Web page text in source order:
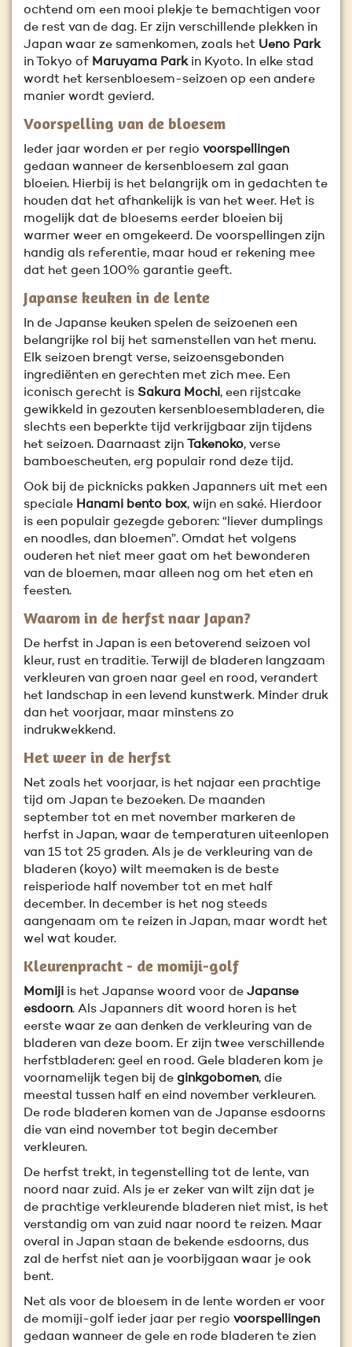
ochtend om een mooi plekje te bemachtigen voor
de rest van de dag. Er zijn verschillende plekken in
Japan waar ze samenkomen, zoals het Ueno Park
in Tokyo of Maruyama Parkin Kyoto. In elke stad
wordt het kersenbloesem-seizoen op een andere
manier wordt gevierd.
Voorspelling van de bloesem
Ieder jaar worden er per regio voorspellingen
gedaan wanneer de kersenbloesem zal gaan
bloeien. Hierbij is het belangrijk om in gedachten te
houden dat het afhankelijk is van het weer. Het is
mogelijk dat de bloesems eerder bloeien bij
warmer weer en omgekeerd. De voorspellingen zijn
handig als referentie, maar houd er rekening mee
dat het geen 100% garantie geeft.
Japanse keuken in de lente
In de Japanse keuken spelen de seizoenen een
belangrijke rol bij het samenstellen van het menu.
Elk seizoen brengt verse, seizoensgebonden
ingrediënten en gerechten met zich mee. Een
iconisch gerecht is Sakura Mochi, een rijstcake
gewikkeld in gezouten kersenbloesembladeren, die
slechts een beperkte tijd verkrijgbaar zijn tijdens
het seizoen. Daarnaast zijn
Takenoko, verse
bamboescheuten, erg populair rond deze tijd.
Ook bij de picknicks pakken Japanners uit met een
speciale Hanami bento box, wijn en saké. Hierdoor
is een populair gezegde geboren: “liever dumplings
en noodles, dan bloemen”. Omdat het volgens
ouderen het niet meer gaat om het bewonderen
van de bloemen, maar alleen nog om het eten en
feesten.
Waarom in de herfst naar Japan?
De herfst in Japan is een betoverend seizoen vol
kleur, rust en traditie. Terwijl de bladeren langzaam
verkleuren van groen naar geel en rood, verandert
het landschap in een levend kunstwerk. Minder druk
dan het voorjaar, maar minstens zo
indrukwekkend.
Het weer in de herfst
Net zoals het voorjaar, is het najaar een prachtige
tijd om Japan te bezoeken. De maanden
september tot en met november markeren de
herfst in Japan, waar de temperaturen uiteenlopen
van 15 tot 25 graden. Als je de verkleuring van de
bladeren (koyo) wilt meemaken is de beste
reisperiode half november tot en met half
december. In december is het nog steeds
aangenaam om te reizen in Japan, maar wordt het
wel wat kouder.
Kleurenpracht - de momiji-golf
Momiji is het Japanse woord voor de Japanse
esdoorn. Als Japanners dit woord horen is het
eerste waar ze aan denken de verkleuring van de
bladeren van deze boom. Er zijn twee verschillende
herfstbladeren: geel en rood. Gele bladeren kom je
voornamelijk tegen bij de ginkgobomen, die
meestal tussen half en eind november verkleuren.
De rode bladeren komen van de Japanse esdoorns
die van eind november tot begin december
verkleuren.
De herfst trekt, in tegenstelling tot de lente, van
noord naar zuid. Als je er zeker van wilt zijn dat je
de prachtige verkleurende bladeren niet mist, is het
verstandig om van zuid naar noord te reizen. Maar
overal in Japan staan de bekende esdoorns, dus
zal de herfst niet aan je voorbijgaan waar je ook
bent.
Net als voor de bloesem in de lente worden er voor
de momiji-golf ieder jaar per regio voorspellingen
gedaan wanneer de gele en rode bladeren te zien